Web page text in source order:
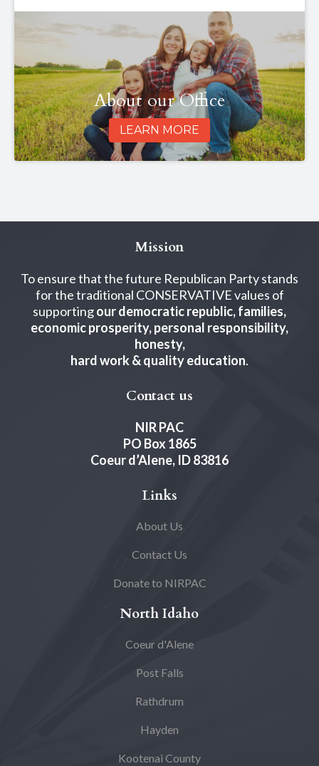
About our Office
LEARN MORE
Mission
To ensure that the future Republican Party stands
for the traditional CONSERVATIVE values of
supportingour democratic republic, families,
economic prosperity, personal responsibility,
honesty,
hard work & quality education.
Contact us
NIR PAC
PO Box 1865
Coeur d’Alene, ID 83816
Links
About Us
Contact Us
Donate to NIRPAC
North Idaho
Coeur d'Alene
Post Falls
Rathdrum
Hayden
Kootenai County